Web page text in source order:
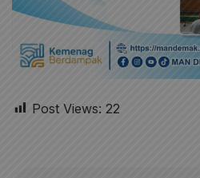
Post Views: 22